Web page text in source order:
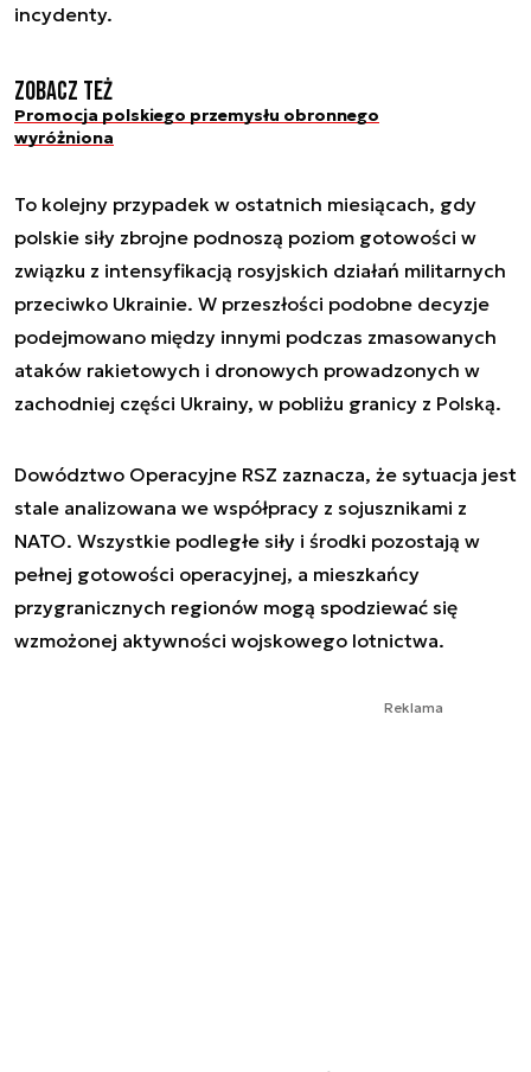
incydenty.
Zobacz też
Promocja polskiego przemysłu obronnego
wyróżniona
To kolejny przypadek w ostatnich miesiącach, gdy
polskie siły zbrojne podnoszą poziom gotowości w
związku z intensyfikacją rosyjskich działań militarnych
przeciwko Ukrainie. W przeszłości podobne decyzje
podejmowano między innymi podczas zmasowanych
ataków rakietowych i dronowych prowadzonych w
zachodniej części Ukrainy, w pobliżu granicy z Polską.
Dowództwo Operacyjne RSZ zaznacza, że sytuacja jest
stale analizowana we współpracy z sojusznikami z
NATO. Wszystkie podległe siły i środki pozostają w
pełnej gotowości operacyjnej, a mieszkańcy
przygranicznych regionów mogą spodziewać się
wzmożonej aktywności wojskowego lotnictwa.
Reklama